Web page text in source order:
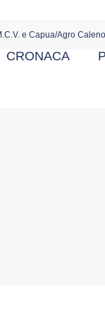
e Capua/Agro Caleno
CRONACA